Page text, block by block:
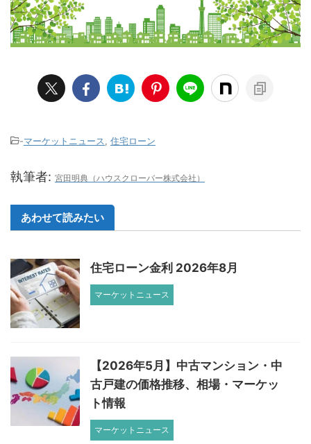
-マーケットニュース 住宅ローン
執筆者: 宮田明典（ハウスクローバー株式会社）
あわせて読みたい
住宅ローン金利 2026年8月
マーケットニュース
【2026年5月】中古マンション・中
古戸建の価格推移、相場・マーケッ
ト情報
マーケットニュース